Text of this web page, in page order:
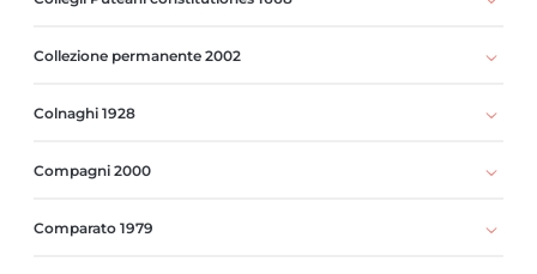
Collezione permanente 2002
Colnaghi 1928
Compagni 2000
Comparato 1979